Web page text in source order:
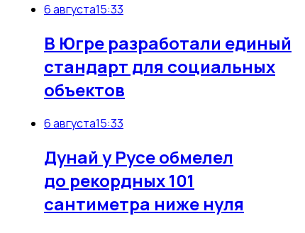
6 августа15:33
В Югре разработали единый
стандарт для социальных
объектов
6 августа15:33
Дунай у Русе обмелел
до рекордных 101
сантиметра ниже нуля